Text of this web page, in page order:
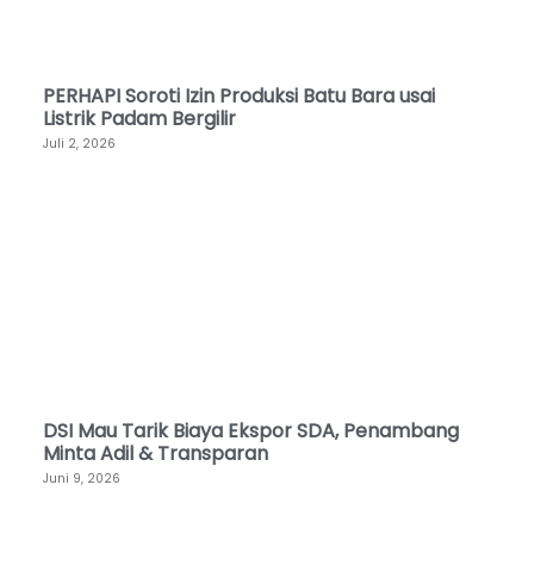
PERHAPI Soroti Izin Produksi Batu Bara usai
Listrik Padam Bergilir
Juli 2, 2026
DSI Mau Tarik Biaya Ekspor SDA, Penambang
Minta Adil & Transparan
Juni 9, 2026